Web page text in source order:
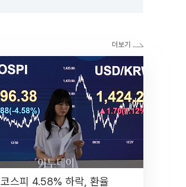
코스피 4.58% 하락, 환율